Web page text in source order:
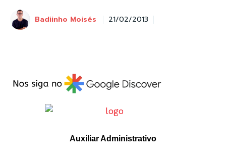
Badiinho Moisés 21/02/2013
Auxiliar Administrativo